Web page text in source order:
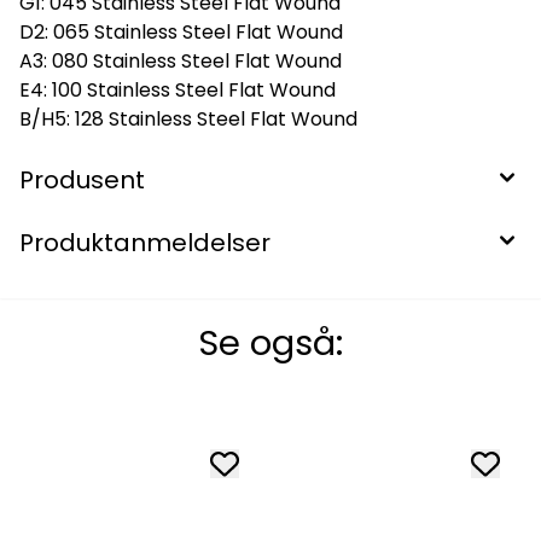
D2: 065 Stainless Steel Flat Wound
A3: 080 Stainless Steel Flat Wound
E4: 100 Stainless Steel Flat Wound
B/H5: 128 Stainless Steel Flat Wound
Produsent
Produktanmeldelser
Se også: